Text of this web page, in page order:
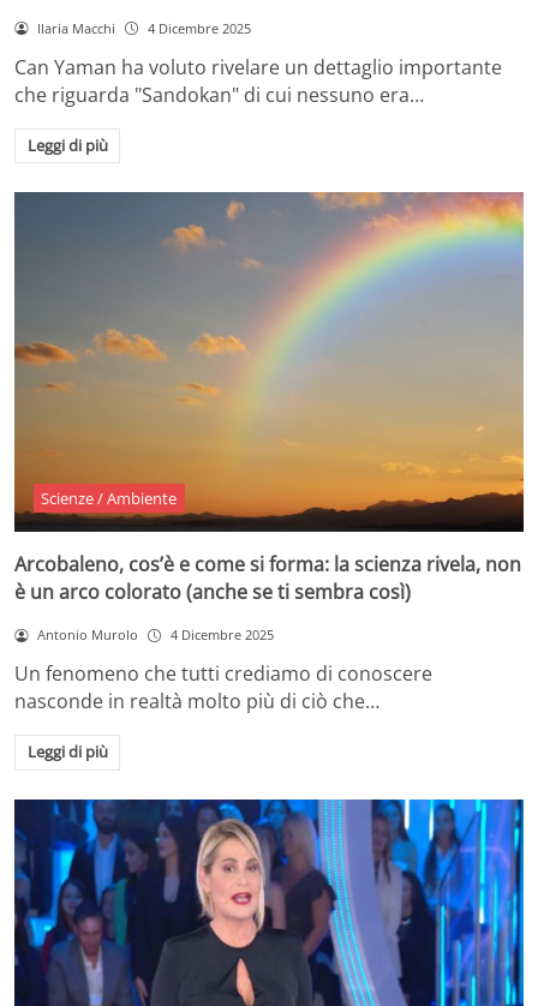
Ilaria Macchi 4 Dicembre 2025
Can Yaman ha voluto rivelare un dettaglio importante
che riguarda "Sandokan" di cui nessuno era…
Leggi di più
Scienze / Ambiente
Arcobaleno, cos’è e come si forma: la scienza rivela, non
è un arco colorato (anche se ti sembra così)
Antonio Murolo 4 Dicembre 2025
Un fenomeno che tutti crediamo di conoscere
nasconde in realtà molto più di ciò che…
Leggi di più